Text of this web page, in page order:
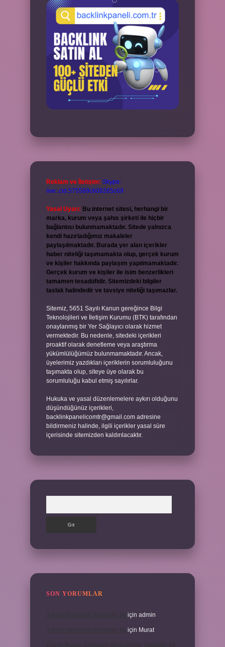
Reklam ve İletişim: Skype:
live:.cid.575569c608265c69
Yasal Uyarı: Bu internet sitesi, herhangi bir
marka, kurum veya şahıs şirketi ile hiçbir
bağlantısı bulunmamaktadır. Sitede yalnızca
kendi hazırladığımız makaleler
paylaşılmaktadır. Burada yer alan içerikler
haber niteliği taşımamakta olup, gerçek kurum
ve kişiler hakkında paylaşım yapılmamaktadır.
Gerçek kurum ve kişiler ile isim benzerlikleri
tamamen tesadüfidir. Sitemizdeki bilgiler
taslak halindedir ve tavsiye niteliği taşımazlar.
Sitemiz, 5651 Sayılı Kanun gereğince Bilgi
Teknolojileri ve İletişim Kurumu (BTK) tarafından
onaylanmış bir Yer Sağlayıcı olarak hizmet
vermektedir. Bu nedenle, sitedeki içerikleri
proaktif olarak denetleme veya araştırma
yükümlülüğümüz bulunmamaktadır. Ancak,
üyelerimiz yazdıkları içeriklerin sorumluluğunu
taşımakta olup, siteye üye olarak bu
sorumluluğu kabul etmiş sayılırlar.
Hukuka ve yasal düzenlemelere aykırı olduğunu
düşündüğünüz içerikleri,
backlinkpanelicomtr@gmail.com adresine
bildirmeniz halinde, ilgili içerikler yasal süre
içerisinde sitemizden kaldırılacaktır.
SON YORUMLAR
için admin
için Murat